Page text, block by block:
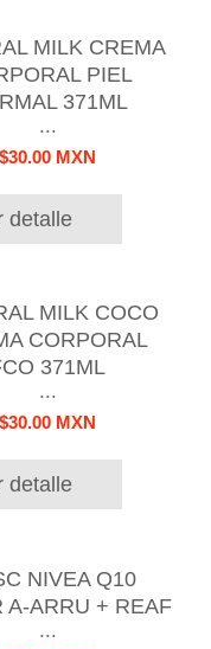
MILK CREMA
PIEL
371ML
...
$30.00 MXN
detalle
MILK COCO
CORPORAL
371ML
...
$30.00 MXN
detalle
NIVEA Q10
A-ARRU + REAF
...